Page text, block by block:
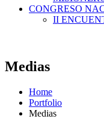
CONGRESO
II
Medias
Home
Portfolio
Medias